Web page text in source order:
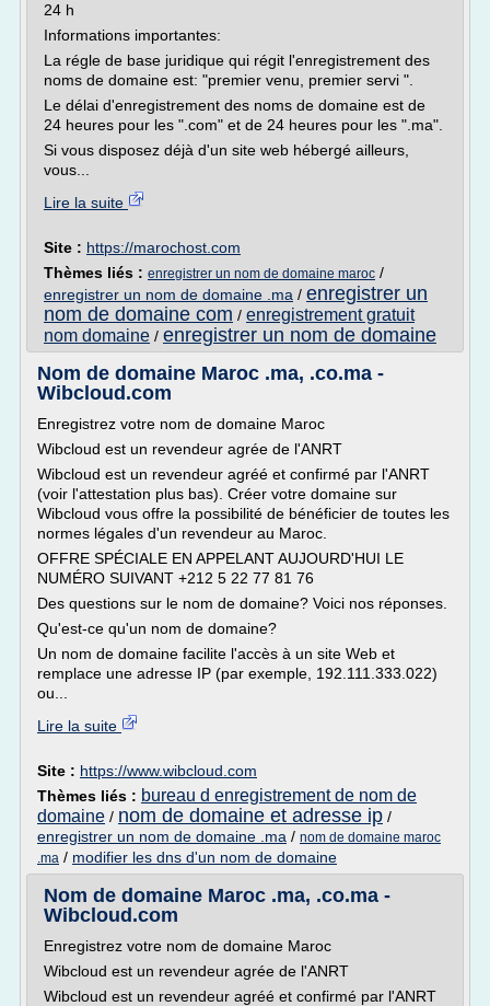
24 h
Informations importantes:
La régle de base juridique qui régit l'enregistrement des
noms de domaine est: "premier venu, premier servi ".
Le délai d'enregistrement des noms de domaine est de
24 heures pour les ".com" et de 24 heures pour les ".ma".
Si vous disposez déjà d'un site web hébergé ailleurs,
vous...
Lire la suite
Site : https://marochost.com
Thèmes liés : enregistrer un nom de domaine maroc /
enregistrer un nom de domaine .ma / enregistrer un
nom de domaine com / enregistrement gratuit
nom domaine / enregistrer un nom de domaine
Nom de domaine Maroc .ma, .co.ma -
Wibcloud.com
Enregistrez votre nom de domaine Maroc
Wibcloud est un revendeur agrée de l'ANRT
Wibcloud est un revendeur agréé et confirmé par l'ANRT
(voir l'attestation plus bas). Créer votre domaine sur
Wibcloud vous offre la possibilité de bénéficier de toutes les
normes légales d'un revendeur au Maroc.
OFFRE SPÉCIALE EN APPELANT AUJOURD'HUI LE
NUMÉRO SUIVANT +212 5 22 77 81 76
Des questions sur le nom de domaine? Voici nos réponses.
Qu'est-ce qu'un nom de domaine?
Un nom de domaine facilite l'accès à un site Web et
remplace une adresse IP (par exemple, 192.111.333.022)
ou...
Lire la suite
Site : https://www.wibcloud.com
Thèmes liés : bureau d enregistrement de nom de
domaine / nom de domaine et adresse ip /
enregistrer un nom de domaine .ma / nom de domaine maroc
.ma / modifier les dns d'un nom de domaine
Nom de domaine Maroc .ma, .co.ma -
Wibcloud.com
Enregistrez votre nom de domaine Maroc
Wibcloud est un revendeur agrée de l'ANRT
Wibcloud est un revendeur agréé et confirmé par l'ANRT